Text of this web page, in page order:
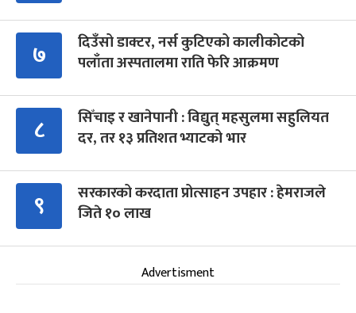
७
दिउँसो डाक्टर, नर्स कुटिएको कालीकोटको
पलाँता अस्पतालमा राति फेरि आक्रमण
८
सिँचाइ र खानेपानी : विद्युत् महसुलमा सहुलियत
दर, तर १३ प्रतिशत भ्याटको भार
९
सरकारको करदाता प्रोत्साहन उपहार : हेमराजले
जिते १० लाख
Advertisment